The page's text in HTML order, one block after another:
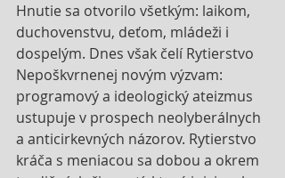
Hnutie sa otvorilo všetkým: laikom,
duchovenstvu, deťom, mládeži i
dospelým. Dnes však čelí Rytierstvo
Nepoškvrnenej novým výzvam:
programový a ideologický ateizmus
ustupuje v prospech neolyberálnych
a anticirkevných názorov. Rytierstvo
kráča s meniacou sa dobou a okrem